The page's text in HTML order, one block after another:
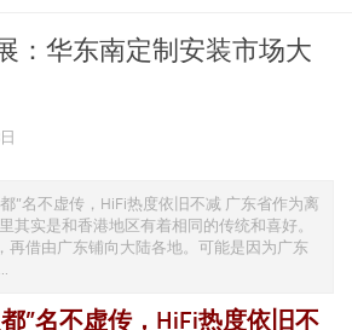
：华东南定制安装市场大
”名不虚传，HiFi热度依旧不减 广东省作为离
其实是和香港地区有着相同的传统和喜好。
再借由广东铺向大陆各地。可能是因为广东
”名不虚传，HiFi热度依旧不